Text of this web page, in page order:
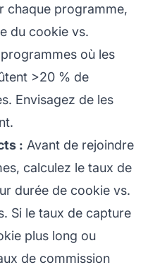
chaque programme,
du cookie vs.
où les
>20 % de
Envisagez de les
: Avant de rejoindre
calculez le taux de
durée de cookie vs.
Si le taux de capture
plus long ou
de commission